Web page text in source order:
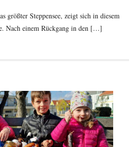
größter Steppensee, zeigt sich in diesem
Nach einem Rückgang in den […]